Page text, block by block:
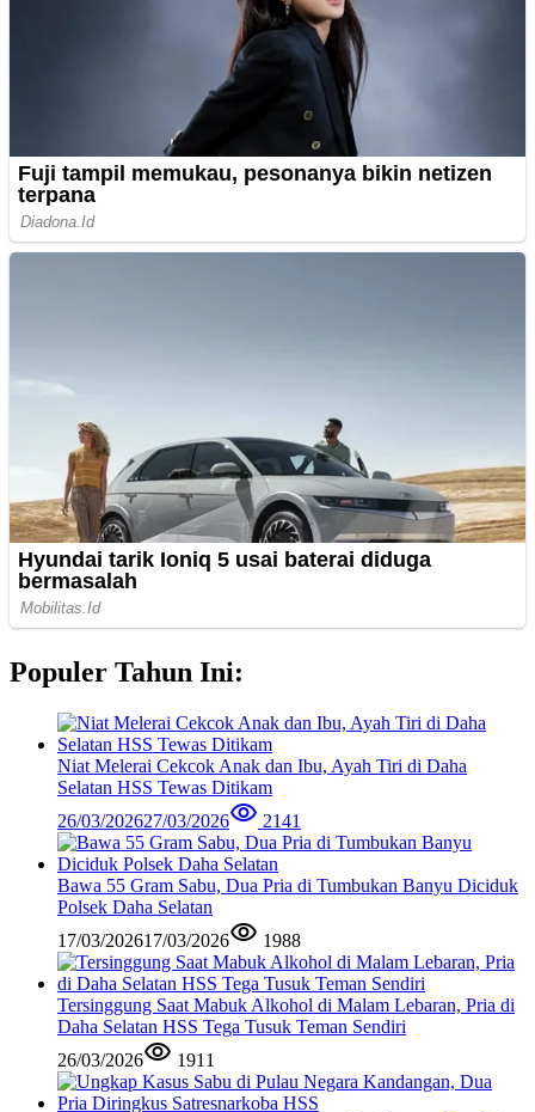
Populer Tahun Ini:
Niat Melerai Cekcok Anak dan Ibu, Ayah Tiri di Daha
Selatan HSS Tewas Ditikam
26/03/202627/03/2026 2141
Bawa 55 Gram Sabu, Dua Pria di Tumbukan Banyu Diciduk
Polsek Daha Selatan
17/03/202617/03/2026 1988
Tersinggung Saat Mabuk Alkohol di Malam Lebaran, Pria di
Daha Selatan HSS Tega Tusuk Teman Sendiri
26/03/2026
1911